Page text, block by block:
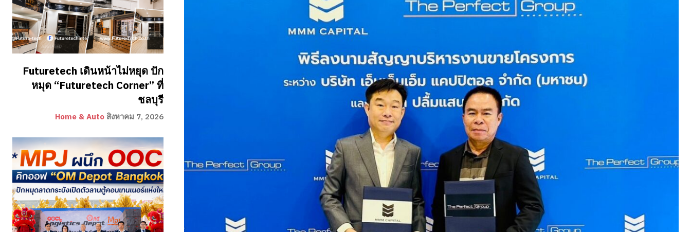
Futuretech เดินหน้าไม่หยุด ปัก
หมุด “Futuretech Corner” ที่
ชลบุรี
Home & Auto สิงหาคม 7, 2026